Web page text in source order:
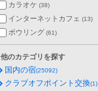
カラオケ (38)
インターネットカフェ (13)
ボウリング (61)
他のカテゴリを探す
国内の宿(25092)
クラブオフポイント交換(1)